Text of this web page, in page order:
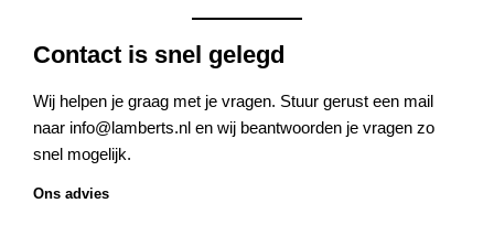
Contact is snel gelegd
Wij helpen je graag met je vragen. Stuur gerust een mail
naar info@lamberts.nl en wij beantwoorden je vragen zo
snel mogelijk.
Ons advies